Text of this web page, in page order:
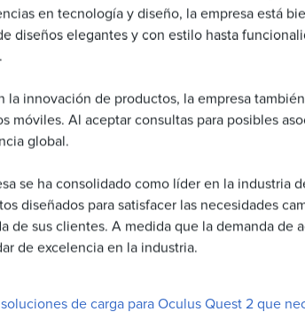
en tecnología y diseño, la empresa está
diseños elegantes y con estilo hasta
la innovación de productos, la empresa
móviles. Al aceptar consultas para posibles
global.
se ha consolidado como líder en la industria
diseñados para satisfacer las necesidades
de sus clientes. A medida que la demanda de
de excelencia en la industria.
soluciones de carga para Oculus Quest 2 que